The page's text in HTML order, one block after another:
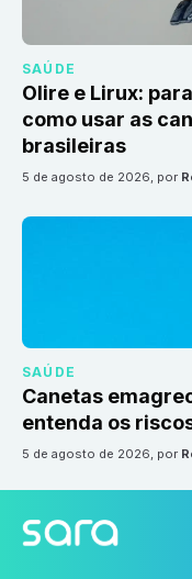
SAÚDE
Olire e Lirux:
como usar as
brasileiras
5 de agosto de 2026, por
SAÚDE
Canetas
entenda os
5 de agosto de 2026, por